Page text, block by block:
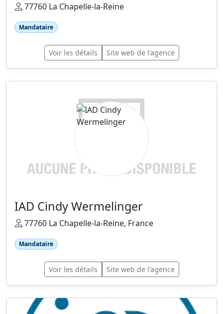
77760 La Chapelle-la-Reine
Mandataire
Voir les détails Site web de l'agence
IAD Cindy Wermelinger
77760 La Chapelle-la-Reine, France
Mandataire
Voir les détails Site web de l'agence